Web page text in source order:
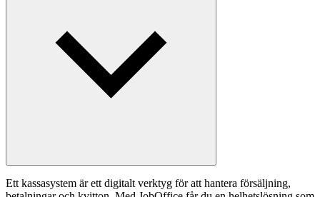
Ett kassasystem är ett digitalt verktyg för att hantera försäljning,